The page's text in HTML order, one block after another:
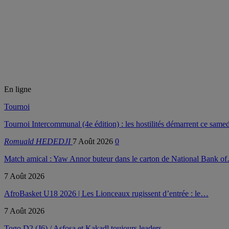
En ligne
Tournoi
Tournoi Intercommunal (4e édition) : les hostilités démarrent ce
Romuald HEDEDJI 7 Août 2026 0
Match amical : Yaw Annor buteur dans le carton de National Bank
7 Août 2026
AfroBasket U18 2026 | Les Lionceaux rugissent d’entrée : le…
7 Août 2026